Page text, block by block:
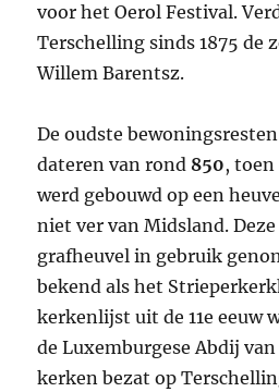
voor het Oerol Festival.
Terschelling sinds 1875 de
Willem Barentsz.
De oudste
dateren van rond 850,
werd gebouwd op een
niet ver van Midsland.
grafheuvel in gebruik
bekend als het
kerkenlijst uit de 11e eeuw
de Luxemburgese Abdij
kerken bezat op